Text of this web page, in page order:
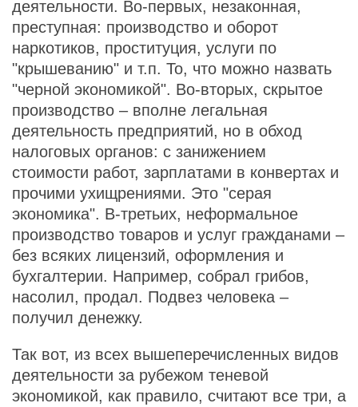
деятельности. Во-первых, незаконная,
преступная: производство и оборот
наркотиков, проституция, услуги по
"крышеванию" и т.п. То, что можно назвать
"черной экономикой". Во-вторых, скрытое
производство – вполне легальная
деятельность предприятий, но в обход
налоговых органов: с занижением
стоимости работ, зарплатами в конвертах и
прочими ухищрениями. Это "серая
экономика". В-третьих, неформальное
производство товаров и услуг гражданами –
без всяких лицензий, оформления и
бухгалтерии. Например, собрал грибов,
насолил, продал. Подвез человека –
получил денежку.
Так вот, из всех вышеперечисленных видов
деятельности за рубежом теневой
экономикой, как правило, считают все три, а